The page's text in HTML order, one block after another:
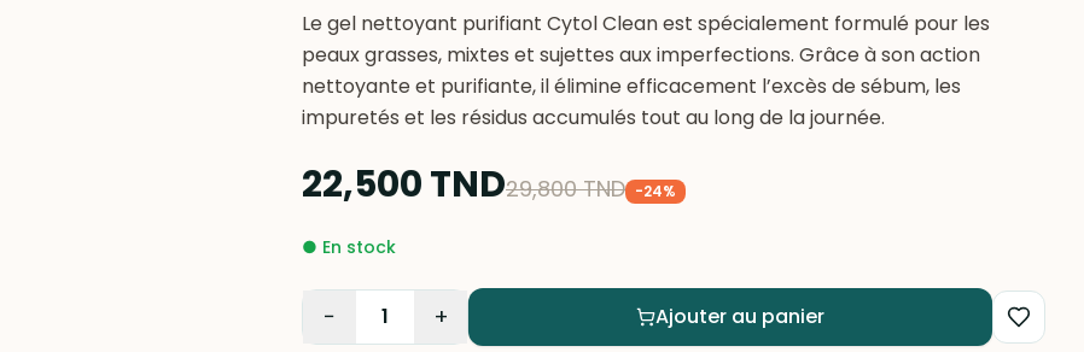
Le gel nettoyant purifiant Cytol Clean est spécialement formulé pour les
peaux grasses, mixtes et sujettes aux imperfections. Grâce à son action
nettoyante et purifiante, il élimine efficacement l’excès de sébum, les
22,500TND29,800 TND -24%
● En stock
− 1 + Ajouter au panier